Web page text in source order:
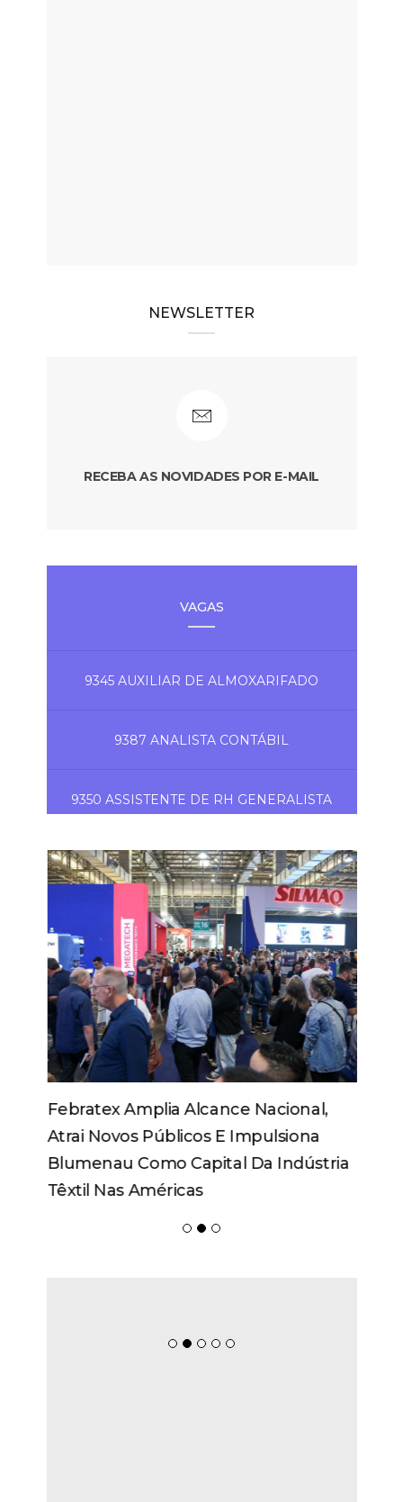
NEWSLETTER
RECEBA AS NOVIDADES POR E-MAIL
VAGAS
9345 AUXILIAR DE ALMOXARIFADO
9387 ANALISTA CONTÁBIL
9350 ASSISTENTE DE RH GENERALISTA
Febratex Amplia Alcance Nacional,
Atrai Novos Públicos E Impulsiona
Blumenau Como Capital Da Indústria
Têxtil Nas Américas